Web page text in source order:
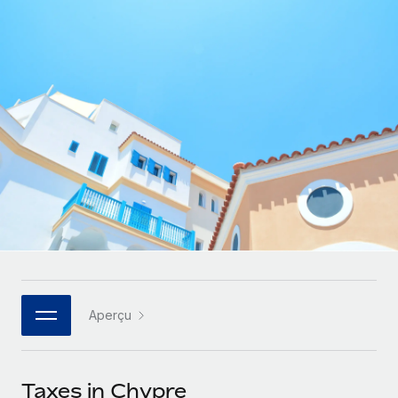
INFRASTRUCTURE
Intégration Remote
Intégrez vos RH aux flux de travail en toute simplicité
Plateforme
Des fonctions RH clés intégrées pour votre équipe
Connectez n'importe quel outil d’IA à Remote grâce à
notre MCP
Rationalisez vos processus avec des outils essentiels
CROISSANCE
Start-ups
Des solutions agiles et internationales pour les RH et la
paie des entreprises en pleine croissance
Entreprises intermédiaires
Développez vos équipes avec des solutions RH sur
mesure
Entreprise
Les RH à l’international pour les grandes entreprises
Partenaires stratégiques de la tech
paiement pour vos freelances internationaux
APPRENDRE AVEC REMOTE
Recherche et guides
Études de cas
Checklists et modèles
Descriptions de postes
Deutsch
Español
Português (Portugal)
日本語
한국어
Aperçu
Taxes in Chypre